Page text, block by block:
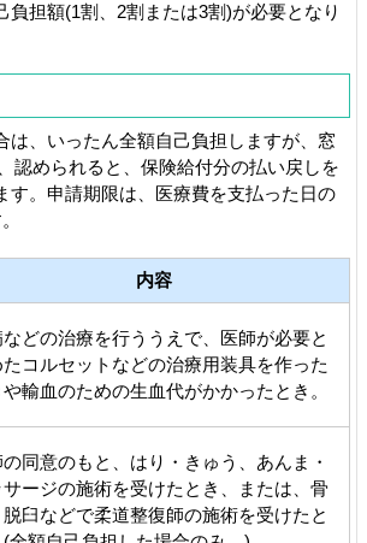
負担額(1割、2割または3割)が必要となり
、いったん全額自己負担しますが、窓
認められると、保険給付分の払い戻しを
す。申請期限は、医療費を支払った日の
内容
どの治療を行ううえで、医師が必要と
コルセットなどの治療用装具を作った
や輸血のための生血代がかかったとき。
の同意のもと、はり・きゅう、あんま・
サージの施術を受けたとき、または、骨
臼などで柔道整復師の施術を受けたと